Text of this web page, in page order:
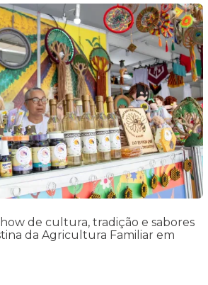
de cultura, tradição e sabores
da Agricultura Familiar em